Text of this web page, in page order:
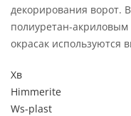
декорирования ворот.
полиуретан-акриловым
окрасак используются
Хв
Himmerite
Ws-plast